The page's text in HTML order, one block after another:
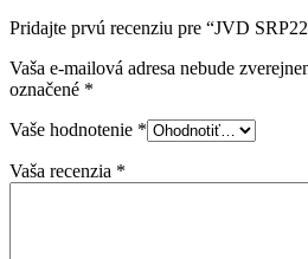
Pridajte prvú recenziu pre “JVD
Vaša e-mailová adresa nebude
označené *
Vaše hodnotenie *
Vaša recenzia *